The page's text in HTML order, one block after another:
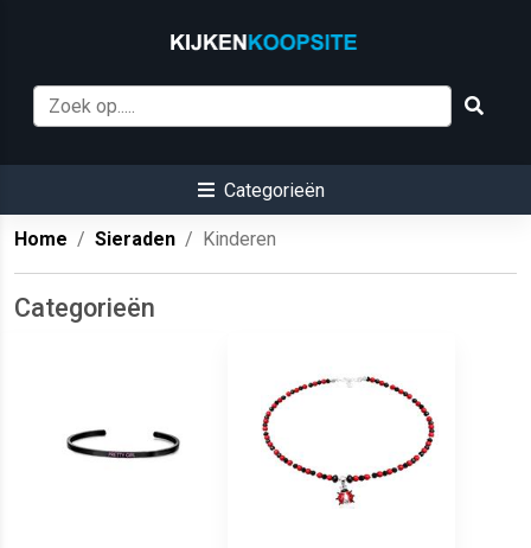
Categorieën
Home Sieraden Kinderen
Categorieën